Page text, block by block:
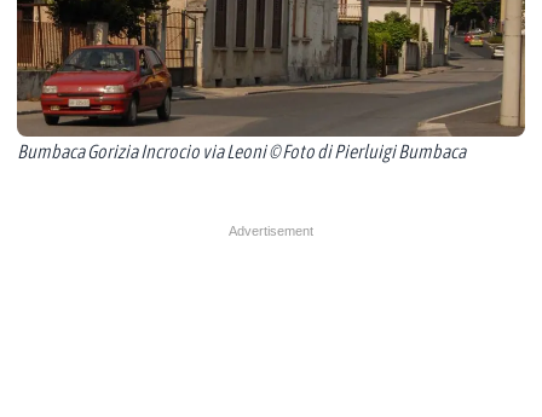
Bumbaca Gorizia Incrocio via Leoni © Foto di Pierluigi Bumbaca